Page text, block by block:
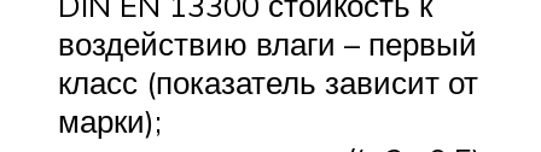
воздействию влаги – первый
класс (показатель зависит от
марки);